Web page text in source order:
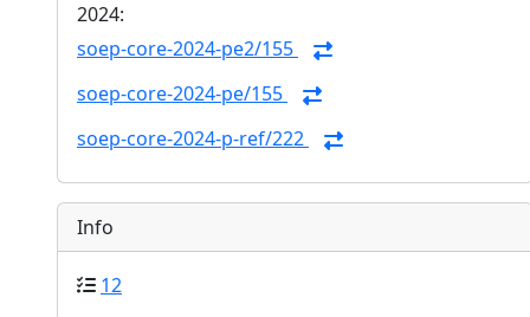
2024:
soep-core-2024-pe2/155
soep-core-2024-pe/155
soep-core-2024-p-ref/222
Info
12